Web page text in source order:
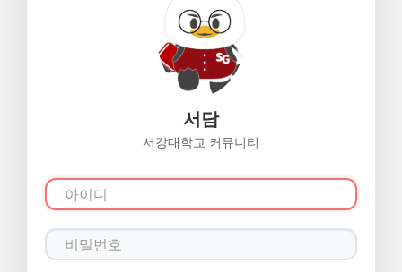
서담
서강대학교 커뮤니티